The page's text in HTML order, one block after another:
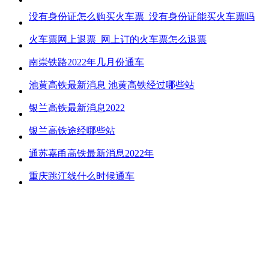
没有身份证怎么购买火车票_没有身份证能买火车票吗
火车票网上退票_网上订的火车票怎么退票
南崇铁路2022年几月份通车
池黄高铁最新消息 池黄高铁经过哪些站
银兰高铁最新消息2022
银兰高铁途经哪些站
通苏嘉甬高铁最新消息2022年
重庆跳江线什么时候通车